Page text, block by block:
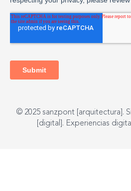
© 2025 sanzpont [arquitectura].
[digital]. Experiencias